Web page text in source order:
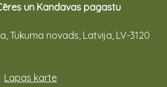
un Kandavas pagastu
Tukuma novads, Latvija, LV-3120
Lapas karte